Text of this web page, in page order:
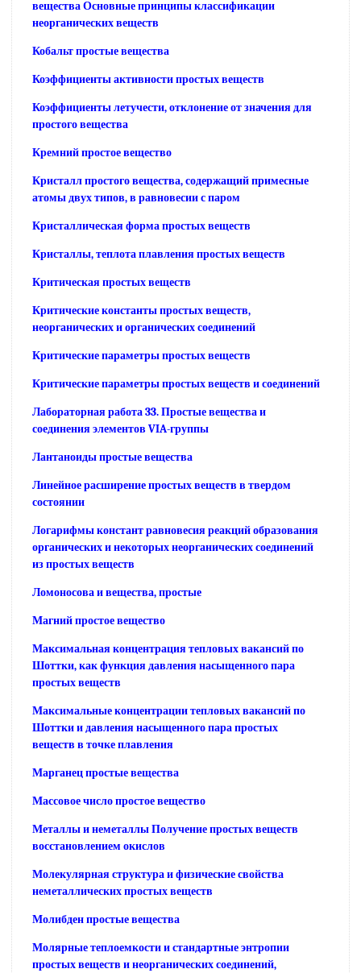
вещества Основные принципы классификации
неорганических веществ
Кобальт простые вещества
Коэффициенты активности простых веществ
Коэффициенты летучести, отклонение от значения для
простого вещества
Кремний простое вещество
Кристалл простого вещества, содержащий примесные
атомы двух типов, в равновесии с паром
Кристаллическая форма простых веществ
Кристаллы, теплота плавления простых веществ
Критическая простых веществ
Критические константы простых веществ,
неорганических и органических соединений
Критические параметры простых веществ
Критические параметры простых веществ и соединений
Лабораторная работа 33. Простые вещества и
соединения элементов VIA-группы
Лантаноиды простые вещества
Линейное расширение простых веществ в твердом
состоянии
Логарифмы констант равновесия реакций образования
органических и некоторых неорганических соединений
из простых веществ
Ломоносова и вещества, простые
Магний простое вещество
Максимальная концентрация тепловых вакансий по
Шоттки, как функция давления насыщенного пара
простых веществ
Максимальные концентрации тепловых вакансий по
Шоттки и давления насыщенного пара простых
веществ в точке плавления
Марганец простые вещества
Массовое число простое вещество
Металлы и неметаллы Получение простых веществ
восстановлением окислов
Молекулярная структура и физические свойства
неметаллических простых веществ
Молибден простые вещества
Молярные теплоемкости и стандартные энтропии
простых веществ и неорганических соединений,